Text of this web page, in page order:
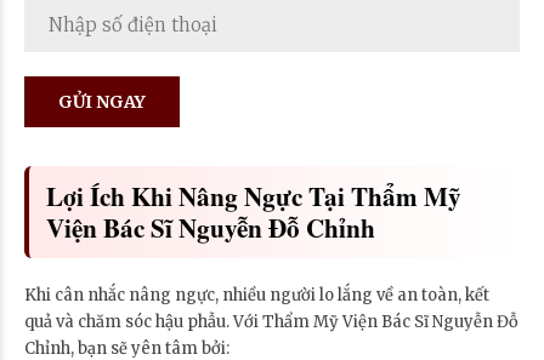
Lợi Ích Khi Nâng Ngực Tại Thẩm Mỹ
Viện Bác Sĩ Nguyễn Đỗ Chỉnh
Khi cân nhắc nâng ngực, nhiều người lo lắng về an toàn, kết
quả và chăm sóc hậu phẫu. Với Thẩm Mỹ Viện Bác Sĩ Nguyễn Đỗ
Chỉnh, bạn sẽ yên tâm bởi: